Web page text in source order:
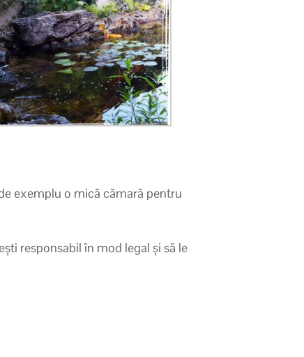
exemplu o mică cămară pentru
responsabil în mod legal și să le